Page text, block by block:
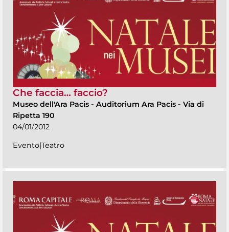
Che faccia… faccio?
Museo dell'Ara Pacis - Auditorium Ara Pacis - Via di
Ripetta 190
04/01/2012
Evento|Teatro